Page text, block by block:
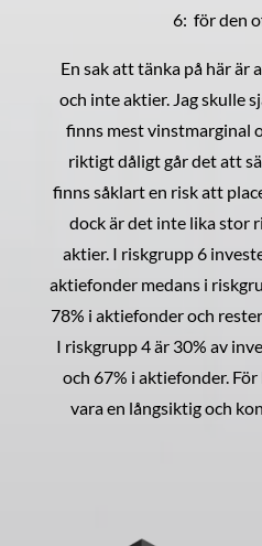
6: för den
En sak att tänka på här är
och inte aktier. Jag skulle
finns mest vinstmarginal
riktigt dåligt går det att
finns såklart en risk att
dock är det inte lika stor
aktier. I riskgrupp 6
aktiefonder medans i
78% i aktiefonder och
I riskgrupp 4 är 30% av
och 67% i aktiefonder.
vara en långsiktig och